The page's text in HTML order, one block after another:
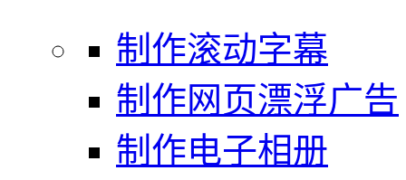
制作滚动字幕
制作网页漂浮广告
制作电子相册